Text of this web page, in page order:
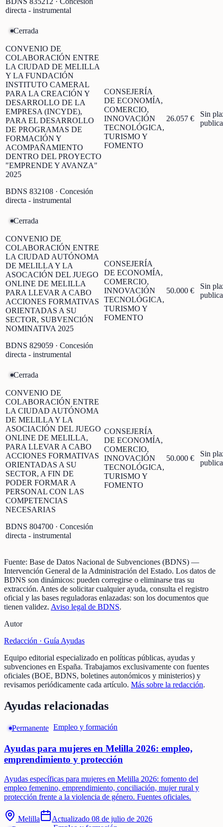
directa - instrumental
Cerrada
CONVENIO DE
COLABORACIÓN ENTRE
LA CIUDAD DE MELILLA
Y LA FUNDACIÓN
INSTITUTO CAMERAL
PARA LA CREACIÓN Y
DESARROLLO DE LA
EMPRESA (INCYDE),
PARA EL DESARROLLO
DE PROGRAMAS DE
FORMACIÓN Y
ACOMPAÑAMIENTO
DENTRO DEL PROYECTO
"EMPRENDE Y AVANZA"
2025
BDNS 832108 · Concesión
directa - instrumental
CONSEJERÍA
DE ECONOMÍA,
COMERCIO,
INNOVACIÓN
TECNOLÓGICA,
TURISMO Y
FOMENTO
26.057 €
Sin
Cerrada
CONVENIO DE
COLABORACIÓN ENTRE
LA CIUDAD AUTÓNOMA
DE MELILLA Y LA
ASOCACIÓN DEL JUEGO
ONLINE DE MELILLA
PARA LLEVAR A CABO
ACCIONES FORMATIVAS
ORIENTADAS A SU
SECTOR, SUBVENCIÓN
NOMINATIVA 2025
BDNS 829059 · Concesión
directa - instrumental
CONSEJERÍA
DE ECONOMÍA,
COMERCIO,
INNOVACIÓN
TECNOLÓGICA,
TURISMO Y
FOMENTO
50.000 €
Sin
Cerrada
CONVENIO DE
COLABORACIÓN ENTRE
LA CIUDAD AUTÓNOMA
DE MELILLA Y LA
ASOCIACIÓN DEL JUEGO
ONLINE DE MELILLA,
PARA LLEVAR A CABO
ACCIONES FORMATIVAS
ORIENTADAS A SU
SECTOR, A FIN DE
PODER FORMAR A
PERSONAL CON LAS
COMPETENCIAS
NECESARIAS
BDNS 804700 · Concesión
directa - instrumental
CONSEJERÍA
DE ECONOMÍA,
COMERCIO,
INNOVACIÓN
TECNOLÓGICA,
TURISMO Y
FOMENTO
50.000 €
Sin
Fuente: Base de Datos Nacional de Subvenciones (BDNS) —
Intervención General de la Administración del Estado. Los datos de
BDNS son dinámicos: pueden corregirse o eliminarse tras su
extracción. Antes de solicitar cualquier ayuda, consulta el registro
oficial y las bases reguladoras enlazadas: son los documentos que
tienen validez. Aviso legal de BDNS.
Autor
Redacción · Guía Ayudas
Equipo editorial especializado en políticas públicas, ayudas y
subvenciones en España. Trabajamos exclusivamente con fuentes
oficiales (BOE, BDNS, boletines autonómicos y ministerios) y
revisamos periódicamente cada artículo. Más sobre la redacción.
Ayudas relacionadas
Permanente Empleo y formación
Ayudas para mujeres en Melilla 2026: empleo,
emprendimiento y protección
Ayudas específicas para mujeres en Melilla 2026: fomento del
empleo femenino, emprendimiento, conciliación, mujer rural y
protección frente a la violencia de género. Fuentes oficiales.
Melilla Actualizado 08 de julio de 2026